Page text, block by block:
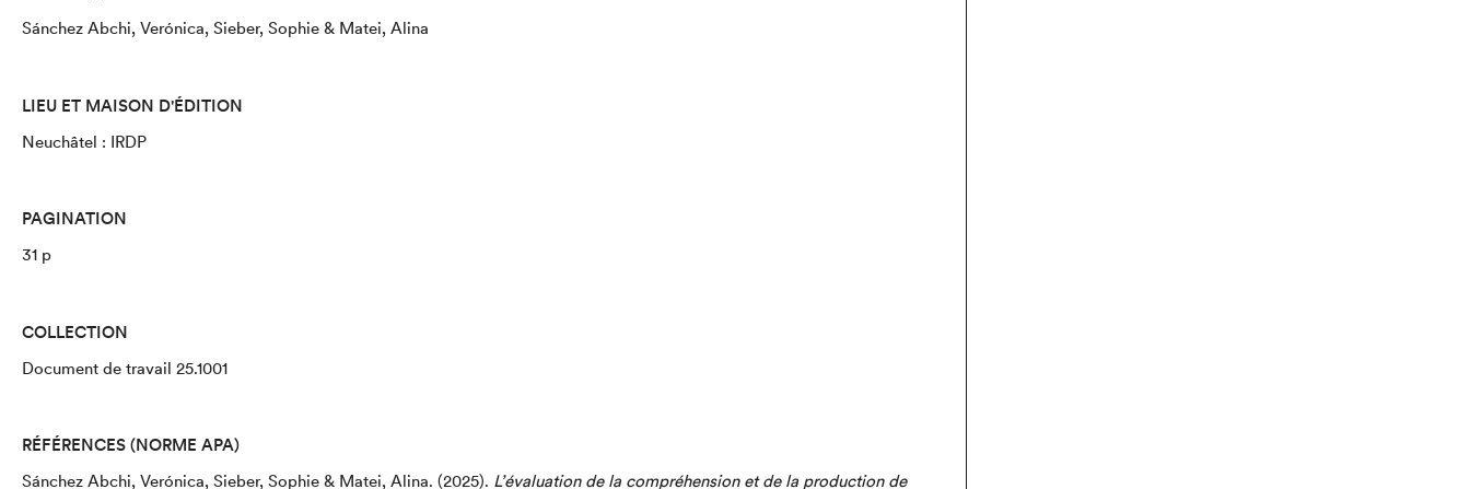
Sánchez Abchi, Verónica, Sieber, Sophie & Matei, Alina
LIEU ET MAISON D'ÉDITION
Neuchâtel : IRDP
PAGINATION
31 p
COLLECTION
Document de travail 25.1001
RÉFÉRENCES (NORME APA)
Sánchez Abchi, Verónica, Sieber, Sophie & Matei, Alina. (2025). L’évaluation de la compréhension et de la production de